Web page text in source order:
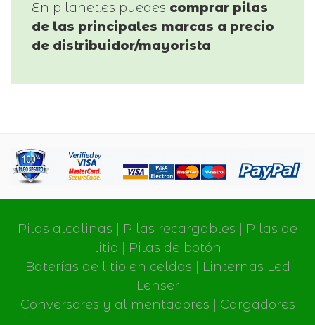
En pilanet.es puedes comprar pilas
de las principales marcas a precio
de distribuidor/mayorista.
Pilas alcalinas Pilas recargables
Pilas de
litio
Pilas de botón
Baterías de litio en celdas
Linternas Led
Lenser
Conversores y alimentadores
Cargadores